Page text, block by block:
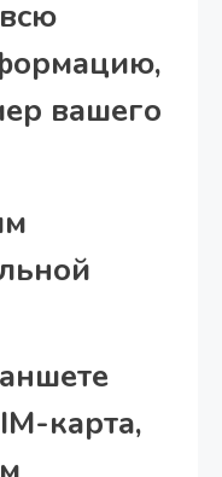
вашего
карта,